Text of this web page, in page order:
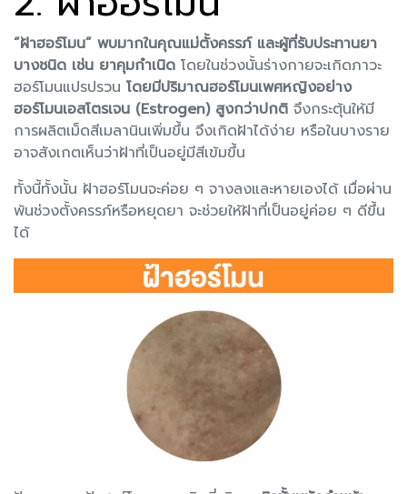
“ฝ้าฮอร์โมน” พบมากในคุณแม่ตั้งครรภ์ และผู้ที่รับประทานยา
บางชนิด เช่น ยาคุมกำเนิด โดยในช่วงนั้นร่างกายจะเกิดภาวะ
ฮอร์โมนแปรปรวน โดยมีปริมาณฮอร์โมนเพศหญิงอย่าง
ฮอร์โมนเอสโตรเจน (Estrogen) สูงกว่าปกติ จึงกระตุ้นให้มี
การผลิตเม็ดสีเมลานินเพิ่มขึ้น จึงเกิดฝ้าได้ง่าย หรือในบางราย
อาจสังเกตเห็นว่าฝ้าที่เป็นอยู่มีสีเข้มขึ้น
ทั้งนี้ทั้งนั้น ฝ้าฮอร์โมนจะค่อย ๆ จางลงและหายเองได้ เมื่อผ่าน
พ้นช่วงตั้งครรภ์หรือหยุดยา จะช่วยให้ฝ้าที่เป็นอยู่ค่อย ๆ ดีขึ้น
ได้